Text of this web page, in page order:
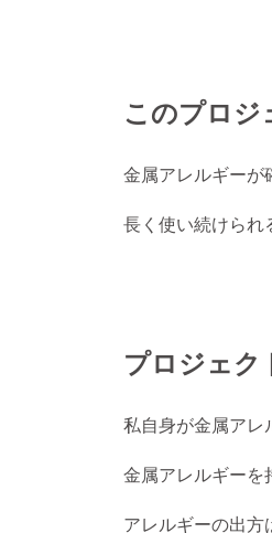
このプロジ
金属アレルギーが
長く使い続けられ
プロジェク
私自身が金属アレ
金属アレルギーを
アレルギーの出方